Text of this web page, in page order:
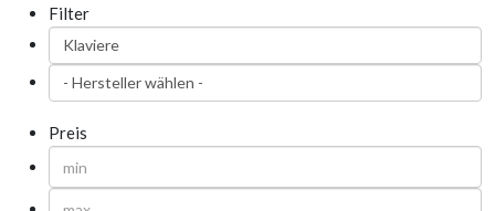
Filter
Preis